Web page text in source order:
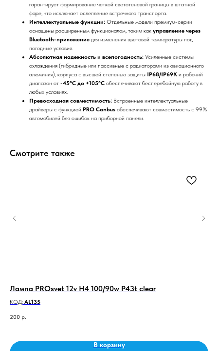
гарантирует формирование четкой светотеневой границы в штатной
фаре, что исключает ослепление встречного транспорта.
Интеллектуальные функции: Отдельные модели премиум-серии
оснащены расширенным функционалом, таким как управление через
Bluetooth-приложение для изменения цветовой температуры под
погодные условия.
Абсолютная надежность и всепогодность: Усиленные системы
охлаждения (гибридные или пассивные с радиаторами из авиационного
алюминия), корпуса с высшей степенью защиты IP68/IP69K и рабочий
диапазон от -45°C до +105°C обеспечивают бесперебойную работу в
любых условиях.
Превосходная совместимость: Встроенные интеллектуальные
драйверы с функцией PRO Canbus обеспечивают совместимость с 99%
автомобилей без ошибок на приборной панели.
Смотрите также
Лампа PROsvet 12v H4 100/90w P43t clear
КОД: AL135
200 р.
В корзину